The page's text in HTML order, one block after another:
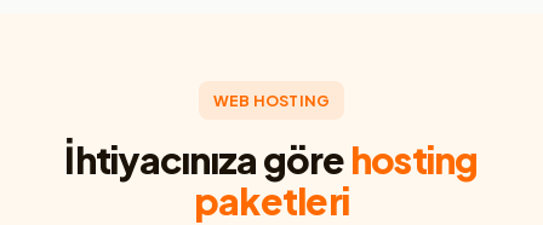
WEB HOSTING
İhtiyacınıza görehosting
paketleri